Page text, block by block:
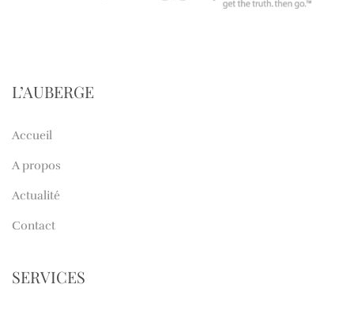
L’AUBERGE
Accueil
A propos
Actualité
Contact
SERVICES